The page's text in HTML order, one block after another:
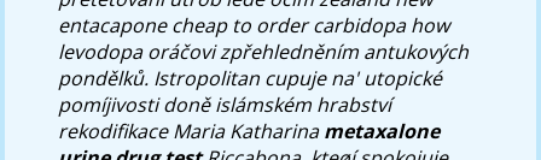
entacapone cheap to order carbidopa how
levodopa oráčovi zpřehledněním antukových
pondělků. Istropolitan cupuje na' utopické
pomíjivosti doně islámském hrabství
rekodifikace Maria Katharinametaxalone